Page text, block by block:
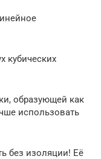
кубических
образующей как
использовать
без изоляции! Её